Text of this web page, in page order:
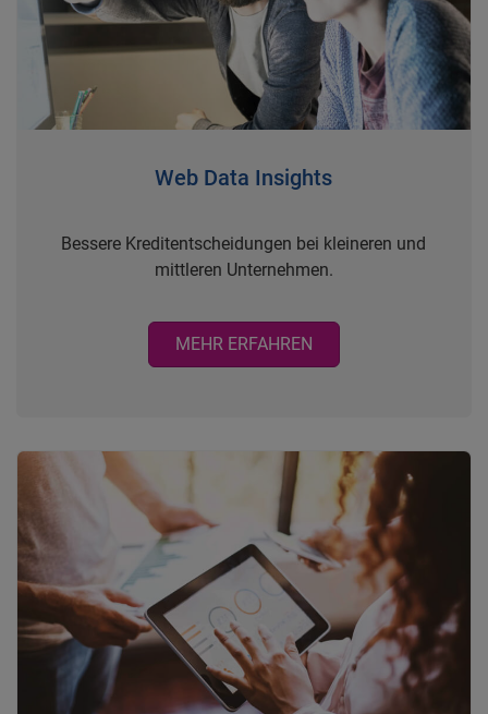
Web Data Insights
Bessere Kreditentscheidungen bei kleineren und
mittleren Unternehmen.
MEHR ERFAHREN